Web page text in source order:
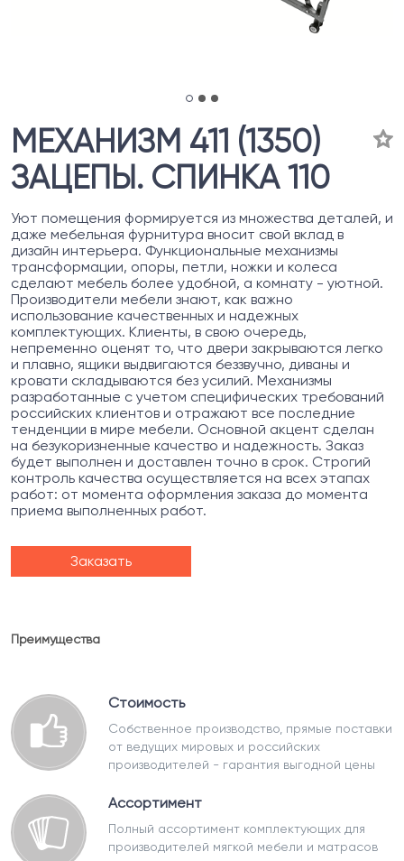
МЕХАНИЗМ 411 (1350)
ЗАЦЕПЫ. СПИНКА 110
Уют помещения формируется из множества деталей, и
даже мебельная фурнитура вносит свой вклад в
дизайн интерьера. Функциональные механизмы
трансформации, опоры, петли, ножки и колеса
сделают мебель более удобной, а комнату - уютной.
Производители мебели знают, как важно
использование качественных и надежных
комплектующих. Клиенты, в свою очередь,
непременно оценят то, что двери закрываются легко
и плавно, ящики выдвигаются беззвучно, диваны и
кровати складываются без усилий. Механизмы
разработанные с учетом специфических требований
российских клиентов и отражают все последние
тенденции в мире мебели. Основной акцент сделан
на безукоризненные качество и надежность. Заказ
будет выполнен и доставлен точно в срок. Строгий
контроль качества осуществляется на всех этапах
работ: от момента оформления заказа до момента
приема выполненных работ.
Заказать
Преимущества
Стоимость
Собственное производство, прямые поставки
от ведущих мировых и российских
производителей - гарантия выгодной цены
Ассортимент
Полный ассортимент комплектующих для
производителей мягкой мебели и матрасов